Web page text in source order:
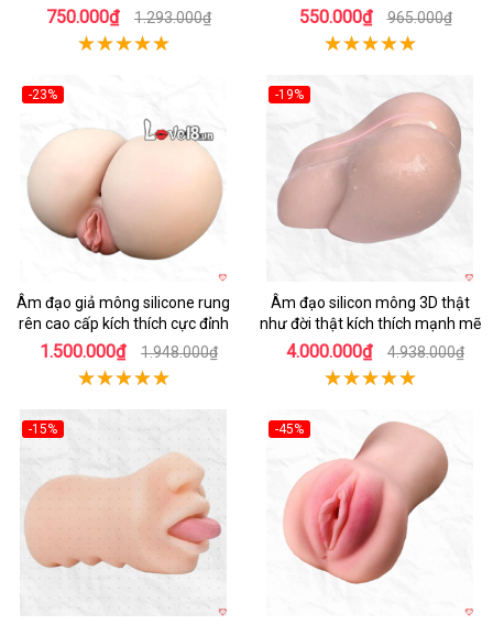
nam nữ
750.000₫ 1.293.000₫ 550.000₫ 965.000₫
-23%
Âm đạo giả mông silicone rung
rên cao cấp kích thích cực đỉnh
1.500.000₫ 1.948.000₫
-19%
Âm đạo silicon mông 3D thật
như đời thật kích thích mạnh mẽ
4.000.000₫ 4.938.000₫
-15%
-45%